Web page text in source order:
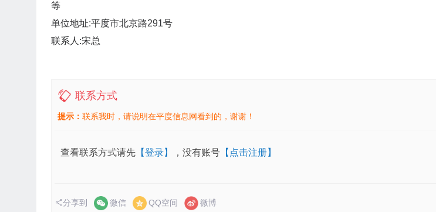
等
单位地址:平度市北京路291号
联系人:宋总
联系方式
提示： 联系我时，请说明在平度信息网看到的，谢谢！
查看联系方式请先 【登录】 ，没有账号 【点击注册】
分享到 微信 QQ空间 微博